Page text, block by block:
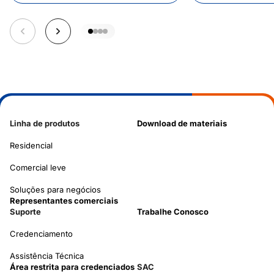
Linha de produtos
Residencial
Comercial leve
Soluções para negócios
Representantes comerciais
Download de materiais
Suporte
Credenciamento
Assistência Técnica
Trabalhe Conosco
Área restrita para credenciados SAC